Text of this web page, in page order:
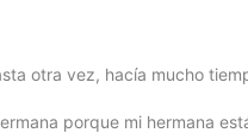
otra vez, hacía mucho
porque mi hermana